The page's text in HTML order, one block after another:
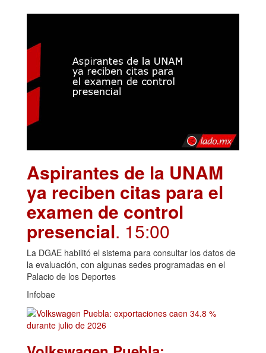
Aspirantes de la UNAM
ya reciben citas para el
examen de control
presencial. 15:00
La DGAE habilitó el sistema para consultar los datos de
la evaluación, con algunas sedes programadas en el
Palacio de los Deportes
Infobae